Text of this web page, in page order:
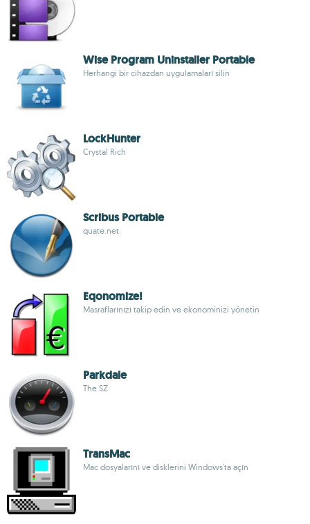
Wise Program Uninstaller Portable
Herhangi bir cihazdan uygulamaları silin
LockHunter
Crystal Rich
Scribus Portable
quate.net
Eqonomize!
Masraflarınızı takip edin ve ekonominizi yönetin
Parkdale
The SZ
TransMac
Mac dosyalarını ve disklerini Windows'ta açın